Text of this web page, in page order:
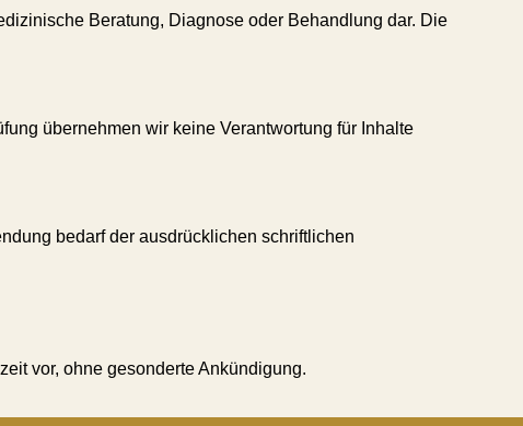
Beratung, Diagnose oder Behandlung dar. Die
übernehmen wir keine Verantwortung für Inhalte
bedarf der ausdrücklichen schriftlichen
vor, ohne gesonderte Ankündigung.